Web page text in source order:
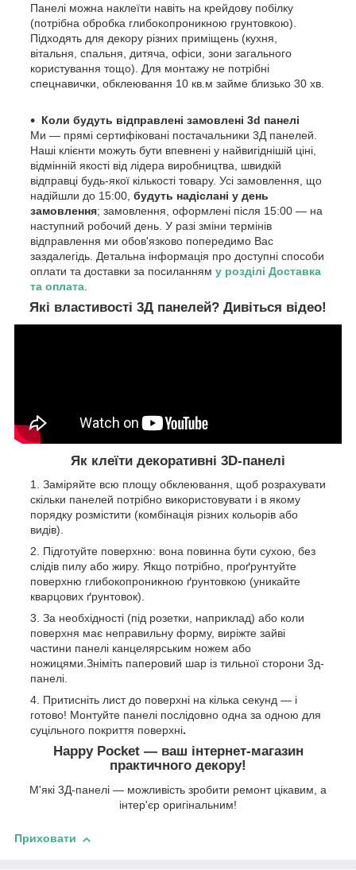
Панелі можна наклеїти навіть на крейдову побілку
(потрібна обробка глибокопроникною грунтовкою).
Підходять для декору різних приміщень (кухня,
вітальня, спальня, дитяча, офіси, зони загального
користування тощо). Для монтажу не потрібні
спецнавички, обклеювання 10 кв.м займе близько 30 хв.
Коли будуть відправлені замовлені 3d панелі
Ми — прямі сертифіковані постачальники 3Д панелей.
Наші клієнти можуть бути впевнені у найвигіднішій ціні,
відмінній якості від лідера виробництва, швидкій
відправці будь-якої кількості товару. Усі замовлення, що
надійшли до 15:00, будуть надіслані у день
замовлення; замовлення, оформлені після 15:00 — на
наступний робочий день. У разі зміни термінів
відправлення ми обов'язково попередимо Вас
заздалегідь. Детальна інформація про доступні способи
оплати та доставки за посиланням у розділі Доставка
та оплата
Які властивості 3Д панелей? Дивіться відео!
Як клеїти декоративні 3D-панелі
Заміряйте всю площу обклеювання, щоб розрахувати
скільки панелей потрібно використовувати і в якому
порядку розмістити (комбінація різних кольорів або
видів).
Підготуйте поверхню: вона повинна бути сухою, без
слідів пилу або жиру. Якщо потрібно, проґрунтуйте
поверхню глибокопроникною ґрунтовкою (уникайте
кварцових ґрунтовок).
За необхідності (під розетки, наприклад) або коли
поверхня має неправильну форму, виріжте зайві
частини панелі канцелярським ножем або
ножицями.Зніміть паперовий шар із тильної сторони 3д-
панелі.
Притисніть лист до поверхні на кілька секунд — і
готово! Монтуйте панелі послідовно одна за одною для
суцільного покриття поверхні.
Happy Pocket — ваш інтернет-магазин
практичного декору!
М'які 3Д-панелі — можливість зробити ремонт цікавим, а
інтер'єр оригінальним!
Приховати